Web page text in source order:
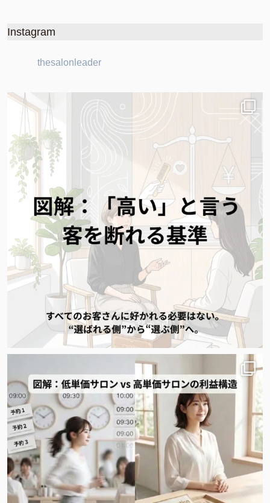
Instagram
thesalonleader